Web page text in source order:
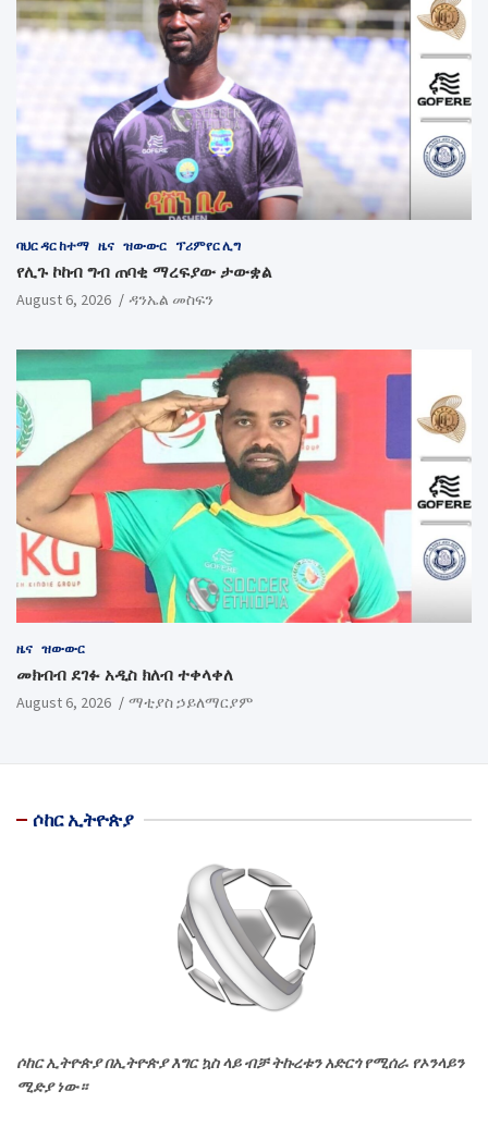
ባህር ዳር ከተማ ዜና ዝውውር ፕሪምየር ሊግ
የሊጉ ኮከብ ግብ ጠባቂ ማረፍያው ታውቋል
August 6, 2026 ዳንኤል መስፍን
ዜና ዝውውር
መክብብ ደገፉ አዲስ ክለብ ተቀላቀለ
August 6, 2026 ማቲያስ ኃይለማርያም
ሶከር ኢትዮጵያ
ሶከር ኢትዮጵያ በኢትዮጵያ እግር ኳስ ላይ ብቻ ትኩረቱን አድርጎ የሚሰራ የኦንላይን
ሚድያ ነው።